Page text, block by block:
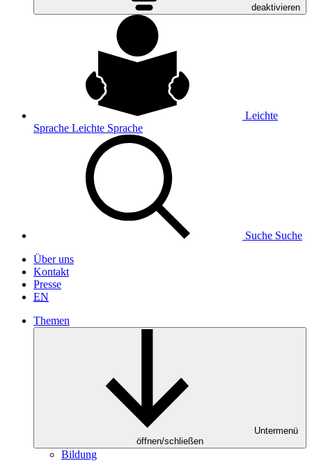
deaktivieren
Leichte
Sprache Leichte Sprache
Suche Suche
Über uns
Kontakt
Presse
EN
Themen
Untermenü
öffnen/schließen
Bildung